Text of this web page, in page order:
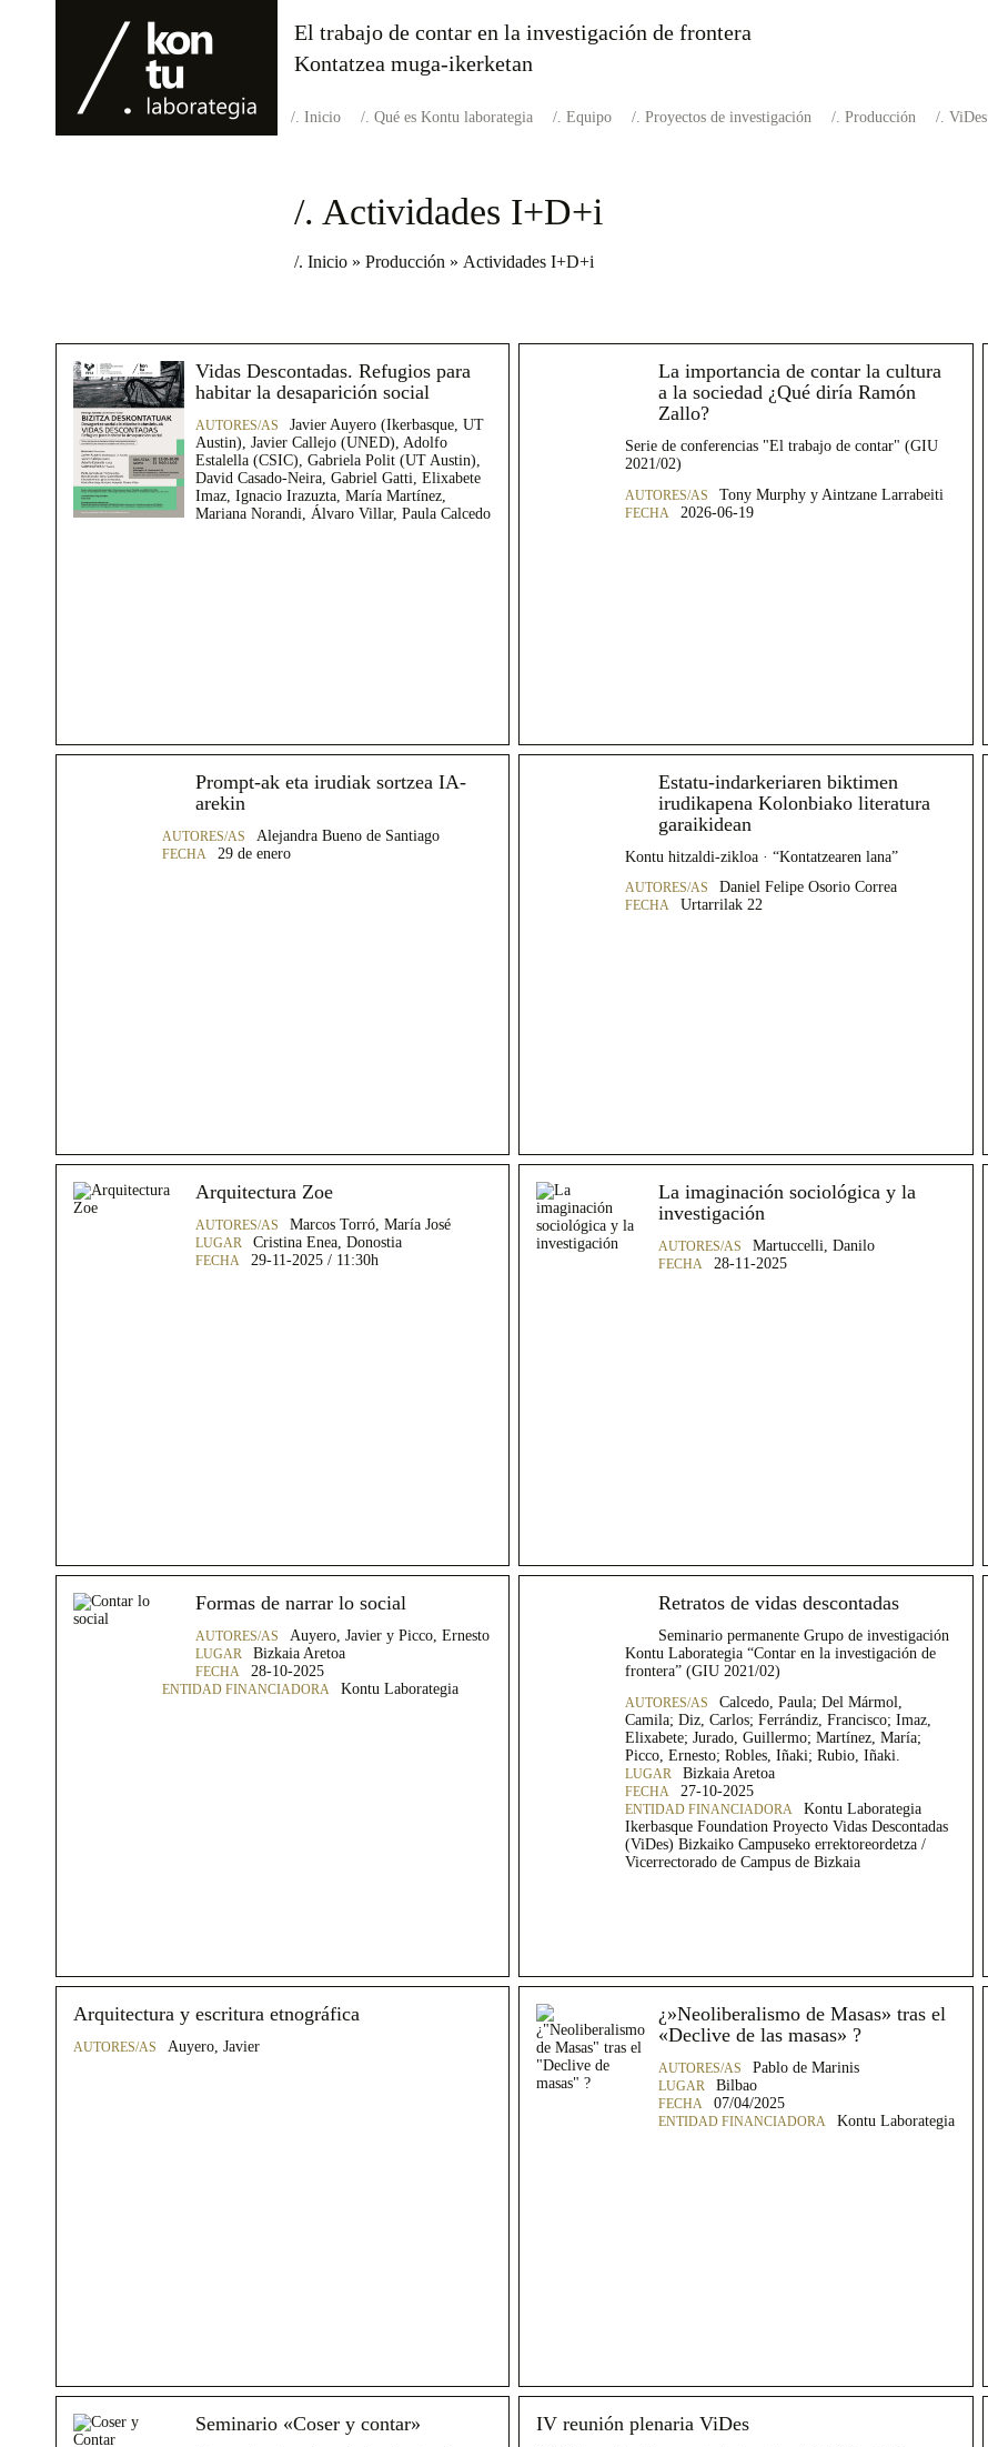
El trabajo de contar en la investigación de frontera
Kontatzea muga-ikerketan
Inicio Qué es Kontu laborategia Equipo Proyectos de investigación Producción ViDes
/. Actividades I+D+i
/. Inicio » Producción » Actividades I+D+i
Vidas Descontadas. Refugios para
habitar la desaparición social
Javier Auyero (Ikerbasque, UT
Austin), Javier Callejo (UNED), Adolfo
Estalella (CSIC), Gabriela Polit (UT Austin),
David Casado-Neira, Gabriel Gatti, Elixabete
Imaz, Ignacio Irazuzta, María Martínez,
Mariana Norandi, Álvaro Villar, Paula Calcedo
La importancia de contar la cultura
a la sociedad ¿Qué diría Ramón
Zallo?
Serie de conferencias "El trabajo de contar" (GIU
2021/02)
Tony Murphy y Aintzane Larrabeiti
2026-06-19
Prompt-ak eta irudiak sortzea IA-
arekin
Alejandra Bueno de Santiago
29 de enero
Estatu-indarkeriaren biktimen
irudikapena Kolonbiako literatura
garaikidean
Kontu hitzaldi-zikloa · “Kontatzearen lana”
Daniel Felipe Osorio Correa
Urtarrilak 22
Arquitectura Zoe
Marcos Torró, María José
Cristina Enea, Donostia
29-11-2025 / 11:30h
La imaginación sociológica y la
investigación
Martuccelli, Danilo
28-11-2025
Formas de narrar lo social
Auyero, Javier y Picco, Ernesto
Bizkaia Aretoa
28-10-2025
Kontu Laborategia
Retratos de vidas descontadas
Seminario permanente Grupo de investigación
Kontu Laborategia “Contar en la investigación de
frontera” (GIU 2021/02)
Calcedo, Paula; Del Mármol,
Camila; Diz, Carlos; Ferrándiz, Francisco; Imaz,
Elixabete; Jurado, Guillermo; Martínez, María;
Picco, Ernesto; Robles, Iñaki; Rubio, Iñaki.
Bizkaia Aretoa
27-10-2025
Kontu Laborategia
Ikerbasque Foundation Proyecto Vidas Descontadas
(ViDes) Bizkaiko Campuseko errektoreordetza /
Vicerrectorado de Campus de Bizkaia
Arquitectura y escritura etnográfica
Auyero, Javier
¿»Neoliberalismo de Masas» tras el
«Declive de las masas» ?
Pablo de Marinis
Bilbao
07/04/2025
Kontu Laborategia
Seminario «Coser y contar» IV reunión plenaria ViDes